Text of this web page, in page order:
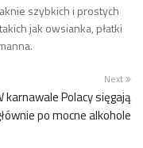
szybkich i prostych
jak owsianka, płatki
Next
karnawale Polacy sięgają
po mocne alkohole